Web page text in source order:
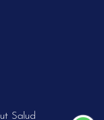
Salud